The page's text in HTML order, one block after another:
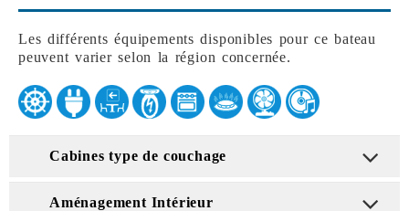
Les différents équipements disponibles pour ce bateau
peuvent varier selon la région concernée.
Cabines type de couchage
Aménagement Intérieur